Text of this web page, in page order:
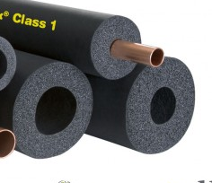
EPSSO
CÁNH INLINE DP EPSSO
CÁNH EPSSO